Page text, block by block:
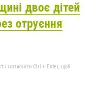
двоє дітей
отруєння
і натисніть Ctrl + Enter, щоб